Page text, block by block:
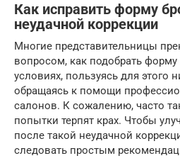
Как исправить форму
неудачной коррекции
Многие представительницы
вопросом, как подобрать
условиях, пользуясь для этого
обращаясь к помощи
салонов. К сожалению, часто
попытки терпят крах. Чтобы
после такой неудачной
следовать простым